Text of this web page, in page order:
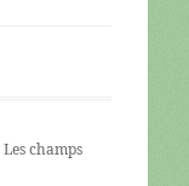
Les champs